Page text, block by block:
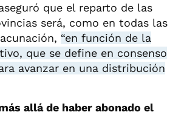
que el reparto de las
será, como en todas las
“en función de la
que se define en consenso
avanzar en una distribución
allá de haber abonado el